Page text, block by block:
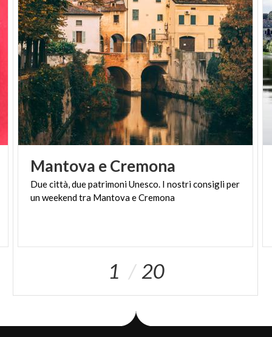
Proseguendo in direzione Porta Ticinese, si
incontra ilTempio Civico di San Sebastianocon la
sua imponente struttura cilindrica, eretto nel 1576
come voto fatto dalla cittadinanza per la fine di una
pestilenza, fu progettato da Pellegrino Tibaldi. Da
vedere anche la Chiesa di San Giorgio al Palazzo con
dipinti di Bernardo Luini.
Mantova eCremona
Duecittà,duepatrimoniUnesco. I nostriconsigliper
unweekendtra MantovaeCremona
1 20